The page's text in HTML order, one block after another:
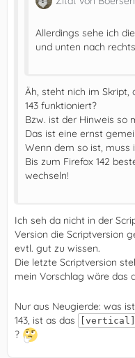
Allerdings sehe ich
und unten nach
Äh, steht nich im Skript,
143 funktioniert?
Bzw. ist der Hinweis so
Das ist eine ernst
Wenn dem so ist, muss
Bis zum Firefox 142
wechseln!
Ich seh da nicht in der
Version die Scriptversion
evtl. gut zu wissen.
Die letzte Scriptversion
mein Vorschlag wäre das
Nur aus Neugierde: was
143, ist as das
[vertical]
?